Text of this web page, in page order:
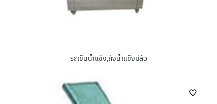
รถเข็นน้ำแข็ง,ถังน้ำแข็งมีล้อ